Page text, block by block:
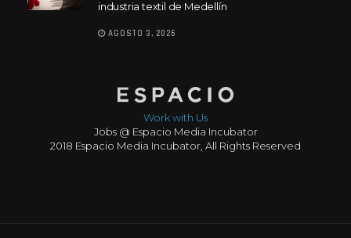
industria textil de Medellín
AGOSTO 3, 2026
Work with Us
Jobs @ Espacio Media Incubator
2018 Espacio Media Incubator, All Rights Reserved